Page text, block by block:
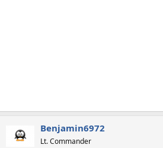
Benjamin6972
Lt. Commander